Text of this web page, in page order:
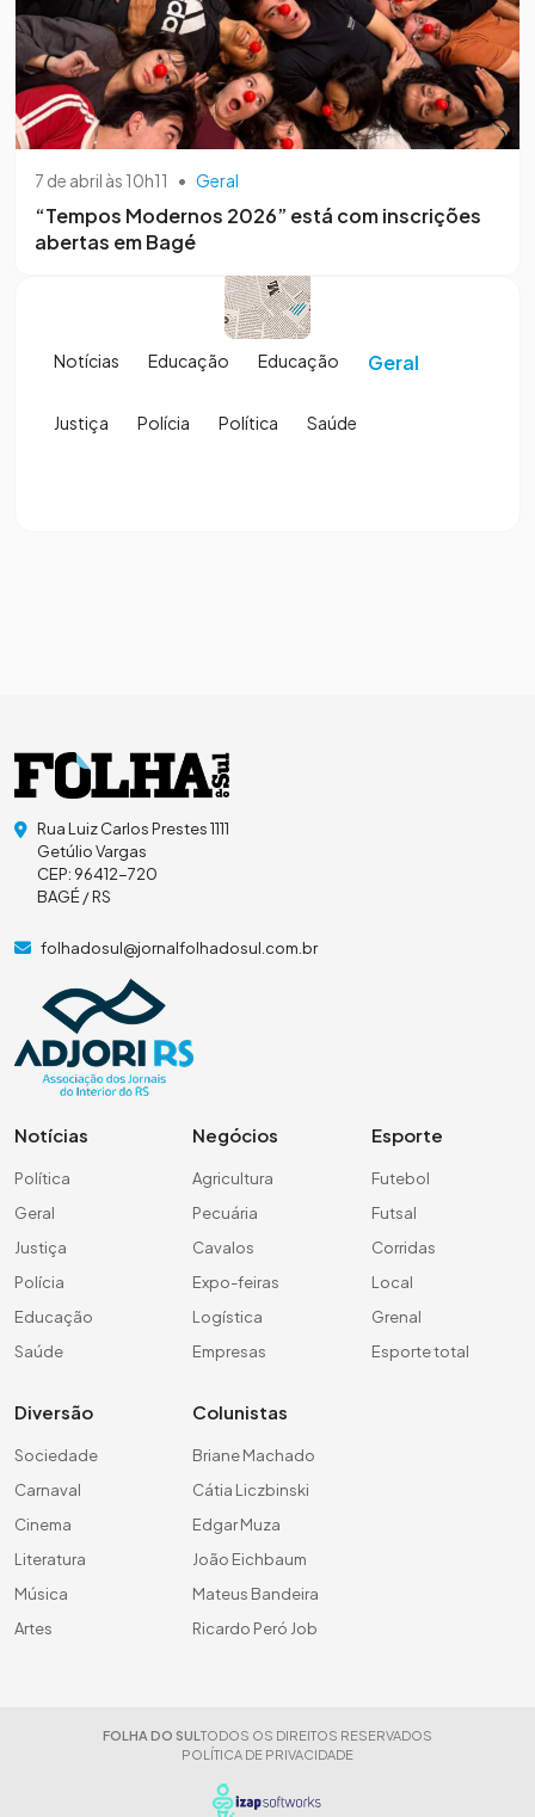
7 de abril às 10h11 • Geral
“Tempos Modernos 2026” está com inscrições
abertas em Bagé
Notícias Educação Educação Geral
Justiça Polícia Política Saúde
Rua Luiz Carlos Prestes 1111
Getúlio Vargas
CEP: 96412-720
BAGÉ / RS
folhadosul@jornalfolhadosul.com.br
Notícias
Política
Geral
Justiça
Polícia
Educação
Saúde
Negócios
Agricultura
Pecuária
Cavalos
Expo-feiras
Logística
Empresas
Esporte
Futebol
Futsal
Corridas
Local
Grenal
Esporte total
Diversão
Sociedade
Carnaval
Cinema
Literatura
Música
Artes
Colunistas
Briane Machado
Cátia Liczbinski
Edgar Muza
João Eichbaum
Mateus Bandeira
Ricardo Peró Job
FOLHA DO SUL TODOS OS DIREITOS RESERVADOS
POLÍTICA DE PRIVACIDADE